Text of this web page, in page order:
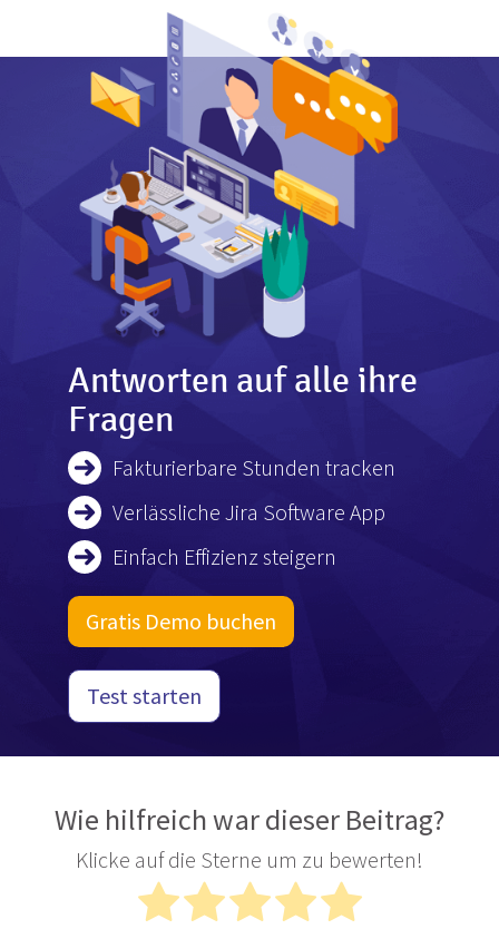
Antworten auf alle ihre
Fragen
Fakturierbare Stunden tracken
Verlässliche Jira Software App
Einfach Effizienz steigern
Gratis Demo buchen
Test starten
Wie hilfreich war dieser Beitrag?
Klicke auf die Sterne um zu bewerten!